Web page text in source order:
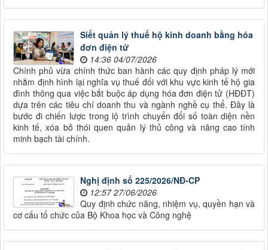
Siết quản lý thuế hộ kinh doanh bằng hóa
đơn điện tử
14:36 04/07/2026
Chính phủ vừa chính thức ban hành các quy định pháp lý mới
nhằm định hình lại nghĩa vụ thuế đối với khu vực kinh tế hộ gia
đình thông qua việc bắt buộc áp dụng hóa đơn điện tử (HĐĐT)
dựa trên các tiêu chí doanh thu và ngành nghề cụ thể. Đây là
bước đi chiến lược trong lộ trình chuyển đổi số toàn diện nền
kinh tế, xóa bỏ thói quen quản lý thủ công và nâng cao tính
minh bạch tài chính.
Nghị định số 225/2026/NĐ-CP
12:57 27/06/2026
Quy định chức năng, nhiệm vụ, quyền hạn và
cơ cấu tổ chức của Bộ Khoa học và Công nghệ